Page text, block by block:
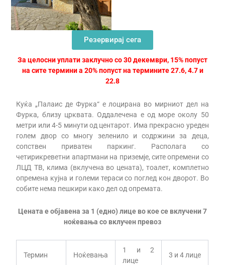
Резервирај сега
За целосни уплати заклучно со 30 декември, 15% попуст
на сите термини а 20% попуст на термините 27.6, 4.7 и
22.8
Куќа „Палаис де Фурка“ е лоцирана во мирниот дел на
Фурка, близу црквата. Оддалечена е од море околу 50
метри или 4-5 минути од центарот. Има прекрасно уреден
голем двор со многу зеленило и содржини за деца,
сопствен приватен паркинг. Располага со
четирикреветни апартмани на приземје, сите опремени со
ЛЦД ТВ, клима (вклучена во цената), тоалет, комплетно
опремена кујна и големи тераси со поглед кон дворот. Во
собите нема пешкири како дел од опремата.
Цената е објавена за 1 (едно) лице во кое се вклучени 7
ноќевања со вклучен превоз
Термин Ноќевања
1 и 2
лице
3 и 4 лице